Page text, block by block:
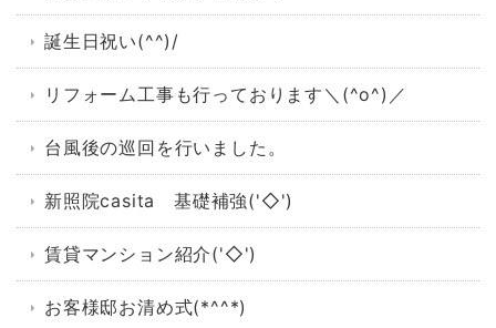
誕生日祝い(^^)/
リフォーム工事も行っております＼(^o^)／
台風後の巡回を行いました。
新照院casita 基礎補強('◇')ゞ
賃貸マンション紹介('◇')ゞ
お客様邸お清め式(*^^*)